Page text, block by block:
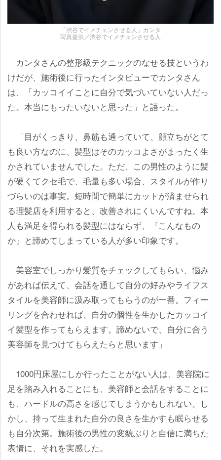
「渋谷でイメチェンさせる人」カンタ
写真提供／渋谷でイメチェンさせる人
カンタさんの整形級テクニックのなせる技というわ
けだが、施術後に行ったインタビューでカンタさん
は、「カッコイイことに自分で気づいていない人だっ
た。本当にもったいないと思った」と語った。
「目がくっきり、鼻筋も通っていて、顔立ちがとて
も良い方なのに、髪型はそのカッコよさがまったく生
かされていませんでした。ただ、この男性のように髪
が硬くてクセ毛で、毛量も多い場合、スタイルが作り
づらいのは事実。短時間で簡単にカットが済ませられ
る理髪店を利用すると、改善されにくいんですね。本
人も満足を得られる髪型にはならず、『こんなもの
か』と諦めてしまっている人が多い印象です。
美容室でしっかり髪質をチェックしてもらい、悩み
があれば伝えて、会話を通して自分の好みやライフス
タイルを美容師に汲み取ってもらうのが一番。フィー
リングを合わせれば、自分の個性を生かしたカッコイ
イ髪型を作ってもらえます。諦めないで、自分に合う
美容師を見つけてもらえたらと思います」
1000円床屋にしか行ったことがない人は、美容院に
足を踏み入れることにも、美容師と会話をすることに
も、ハードルの高さを感じてしまうかもしれない。し
かし、持って生まれた自分の良さを生かすも眠らせる
も自分次第。施術後の男性の変貌ぶりと自信に満ちた
表情に、それを実感した。